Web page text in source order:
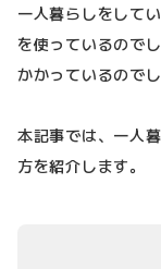
一人暮らしをして
を使っているので
かかっているのでし
本記事では、一人
方を紹介します。